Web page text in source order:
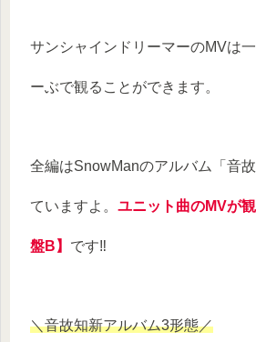
サンシャインドリーマーのMVは
ーぶで観ることができます。
全編はSnowManのアルバム「音
ていますよ。 ユニット曲のMVが
盤B】 です‼
＼音故知新アルバム3形態／